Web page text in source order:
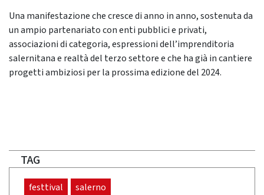
Una manifestazione che cresce di anno in anno, sostenuta da
un ampio partenariato con enti pubblici e privati,
associazioni di categoria, espressioni dell’imprenditoria
salernitana e realtà del terzo settore e che ha già in cantiere
progetti ambiziosi per la prossima edizione del 2024.
TAG
festtival salerno